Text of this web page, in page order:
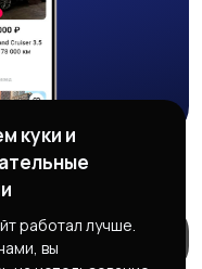
куки и
работал лучше.
вы